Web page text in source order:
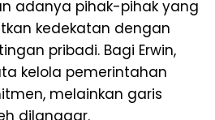
adanya pihak-pihak yang
kedekatan dengan
pribadi. Bagi Erwin,
kelola pemerintahan
melainkan garis